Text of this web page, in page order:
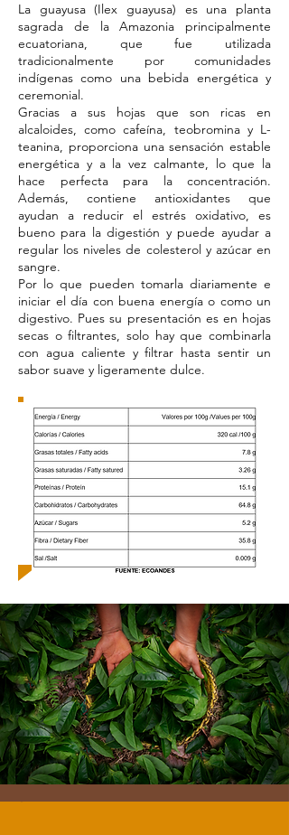
La guayusa (Ilex guayusa) es una planta
sagrada de la Amazonia principalmente
ecuatoriana, que fue utilizada
tradicionalmente por comunidades
indígenas como una bebida energética y
ceremonial.
Gracias a sus hojas que son ricas en
alcaloides, como cafeína, teobromina y L-
teanina, proporciona una sensación estable
energética y a la vez calmante, lo que la
hace perfecta para la concentración.
Además, contiene antioxidantes que
ayudan a reducir el estrés oxidativo, es
bueno para la digestión y puede ayudar a
regular los niveles de colesterol y azúcar en
sangre.
Por lo que pueden tomarla diariamente e
iniciar el día con buena energía o como un
digestivo. Pues su presentación es en hojas
secas o filtrantes, solo hay que combinarla
con agua caliente y filtrar hasta sentir un
sabor suave y ligeramente dulce.